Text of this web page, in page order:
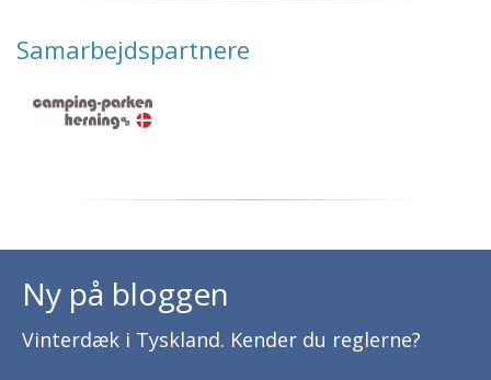
Samarbejdspartnere
Ny på bloggen
Vinterdæk i Tyskland. Kender du reglerne?